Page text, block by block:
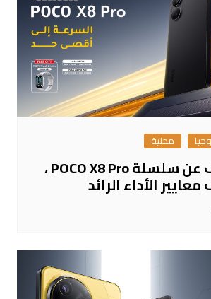
محلية
بوكو تكشف عن سلسلة POCO X8 Pro ،
الأداء الرائد